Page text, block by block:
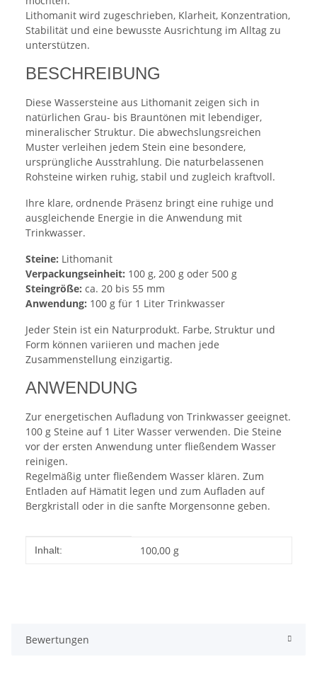
Lithomanit wird zugeschrieben, Klarheit, Konzentration,
Stabilität und eine bewusste Ausrichtung im Alltag zu
unterstützen.
BESCHREIBUNG
Diese Wassersteine aus Lithomanit zeigen sich in
natürlichen Grau- bis Brauntönen mit lebendiger,
mineralischer Struktur. Die abwechslungsreichen
Muster verleihen jedem Stein eine besondere,
ursprüngliche Ausstrahlung. Die naturbelassenen
Rohsteine wirken ruhig, stabil und zugleich kraftvoll.
Ihre klare, ordnende Präsenz bringt eine ruhige und
ausgleichende Energie in die Anwendung mit
Trinkwasser.
Steine: Lithomanit
Verpackungseinheit: 100 g, 200 g oder 500 g
Steingröße: ca. 20 bis 55 mm
Anwendung: 100 g für 1 Liter Trinkwasser
Jeder Stein ist ein Naturprodukt. Farbe, Struktur und
Form können variieren und machen jede
Zusammenstellung einzigartig.
ANWENDUNG
Zur energetischen Aufladung von Trinkwasser geeignet.
100 g Steine auf 1 Liter Wasser verwenden. Die Steine
vor der ersten Anwendung unter fließendem Wasser
reinigen.
Regelmäßig unter fließendem Wasser klären. Zum
Entladen auf Hämatit legen und zum Aufladen auf
Bergkristall oder in die sanfte Morgensonne geben.
Produkteigenschaft
Wert
Inhalt: 100,00 g
Bewertungen